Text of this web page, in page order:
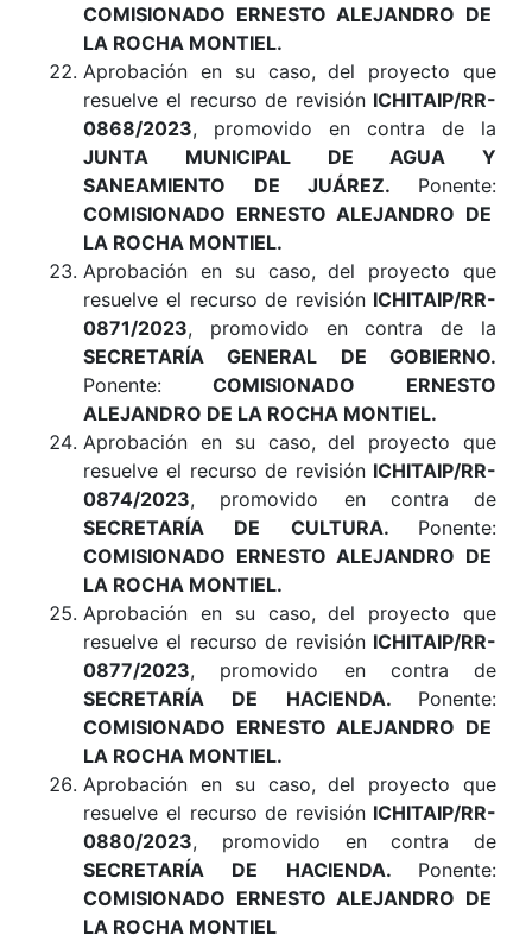
COMISIONADO ERNESTO ALEJANDRO DE
LA ROCHA MONTIEL.
Aprobación en su caso, del proyecto que
resuelve el recurso de revisión ICHITAIP/RR-
0868/2023, promovido en contra de la
JUNTA MUNICIPAL DE AGUA Y
SANEAMIENTO DE JUÁREZ. Ponente:
COMISIONADO ERNESTO ALEJANDRO DE
LA ROCHA MONTIEL.
Aprobación en su caso, del proyecto que
resuelve el recurso de revisión ICHITAIP/RR-
0871/2023, promovido en contra de la
SECRETARÍA GENERAL DE GOBIERNO.
Ponente: COMISIONADO ERNESTO
ALEJANDRO DE LA ROCHA MONTIEL.
Aprobación en su caso, del proyecto que
resuelve el recurso de revisión ICHITAIP/RR-
0874/2023, promovido en contra de
SECRETARÍA DE CULTURA. Ponente:
COMISIONADO ERNESTO ALEJANDRO DE
LA ROCHA MONTIEL.
Aprobación en su caso, del proyecto que
resuelve el recurso de revisión ICHITAIP/RR-
0877/2023, promovido en contra de
SECRETARÍA DE HACIENDA. Ponente:
COMISIONADO ERNESTO ALEJANDRO DE
LA ROCHA MONTIEL.
Aprobación en su caso, del proyecto que
resuelve el recurso de revisión ICHITAIP/RR-
0880/2023, promovido en contra de
SECRETARÍA DE HACIENDA. Ponente:
COMISIONADO ERNESTO ALEJANDRO DE
LA ROCHA MONTIEL